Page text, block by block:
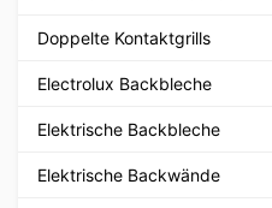
Doppelte Kontaktgrills
Electrolux Backbleche
Elektrische Backbleche
Elektrische Backwände